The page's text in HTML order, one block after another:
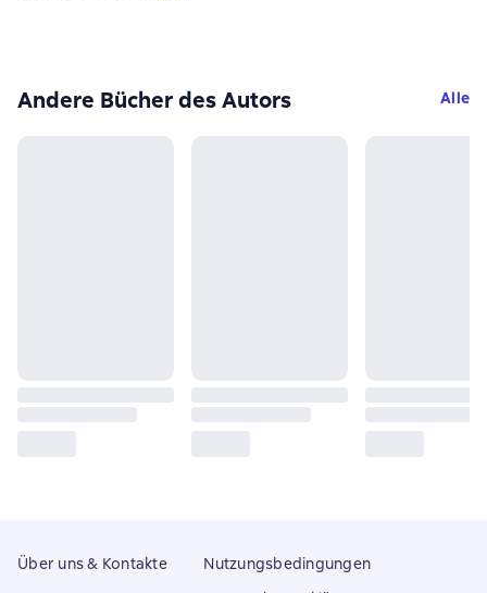
Andere Bücher des Autors Alle
Über uns & Kontakte
Nutzungsbedingungen